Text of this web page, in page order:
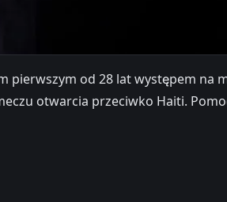
pierwszym od 28 lat występem
otwarcia przeciwko Haiti.